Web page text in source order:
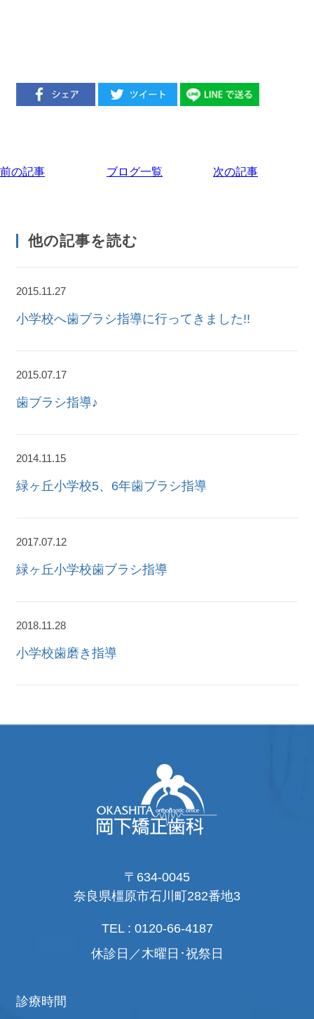
前の記事 ブログ一覧 次の記事
他の記事を読む
2015.11.27
小学校へ歯ブラシ指導に行ってきました!!
2015.07.17
歯ブラシ指導♪
2014.11.15
緑ヶ丘小学校5、6年歯ブラシ指導
2017.07.12
緑ヶ丘小学校歯ブラシ指導
2018.11.28
小学校歯磨き指導
〒634-0045
奈良県橿原市石川町282番地3
TEL : 0120-66-4187
休診日／木曜日･祝祭日
診療時間